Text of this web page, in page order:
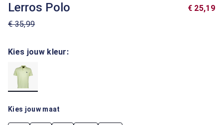
Lerros Polo
€ 35,99
€ 25,19
Kies jouw kleur:
Kies jouw maat